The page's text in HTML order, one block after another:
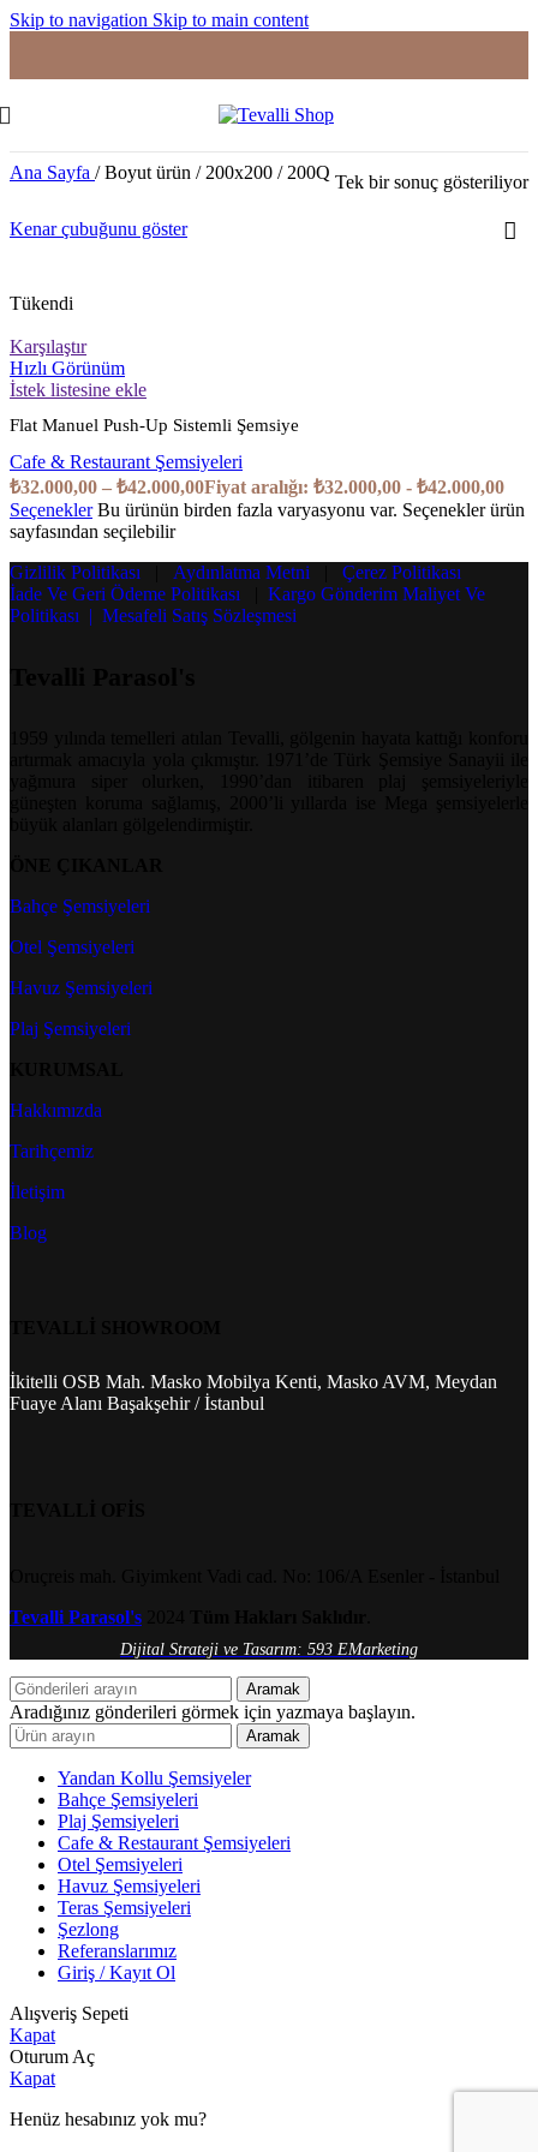
Skip to navigation Skip to main content
Ana Sayfa / Boyut ürün / 200x200 / 200Q Tek bir sonuç gösteriliyor
Kenar çubuğunu göster
Tükendi
Karşılaştır
Hızlı Görünüm
İstek listesine ekle
Flat Manuel Push-Up Sistemli Şemsiye
Cafe & Restaurant Şemsiyeleri
₺32.000,00 – ₺42.000,00Fiyat aralığı: ₺32.000,00 - ₺42.000,00
Seçenekler Bu ürünün birden fazla varyasyonu var. Seçenekler ürün
sayfasından seçilebilir
Gizlilik Politikası
Aydınlatma Metni
Çerez Politikası
İade Ve Geri Ödeme Politikası
Kargo Gönderim Maliyet Ve
Politikası | Mesafeli Satış Sözleşmesi
Bahçe Şemsiyeleri
Otel Şemsiyeleri
Havuz Şemsiyeleri
Plaj Şemsiyeleri
Hakkımızda
Tarihçemiz
İletişim
Blog
İkitelli OSB Mah. Masko Mobilya Kenti, Masko AVM, Meydan
Fuaye Alanı Başakşehir / İstanbul
Tevalli Parasol's
Dijital Strateji ve Tasarım: 593 EMarketing
Aramak
Aradığınız gönderileri görmek için yazmaya başlayın.
Aramak
Yandan Kollu Şemsiyeler
Bahçe Şemsiyeleri
Plaj Şemsiyeleri
Cafe & Restaurant Şemsiyeleri
Otel Şemsiyeleri
Havuz Şemsiyeleri
Teras Şemsiyeleri
Şezlong
Referanslarımız
Giriş / Kayıt Ol
Alışveriş Sepeti
Kapat
Oturum Aç
Kapat
Henüz hesabınız yok mu?